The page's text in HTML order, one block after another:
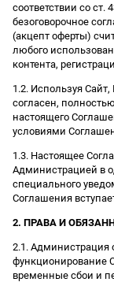
соответствии со ст.
безоговорочное
(акцепт оферты)
любого
контента,
1.2. Используя
согласен,
настоящего
условиями
1.3. Настоящее
Администрацией в
специального
Соглашения
2. ПРАВА И
2.1. Администрация
функционирование
временные сбои и